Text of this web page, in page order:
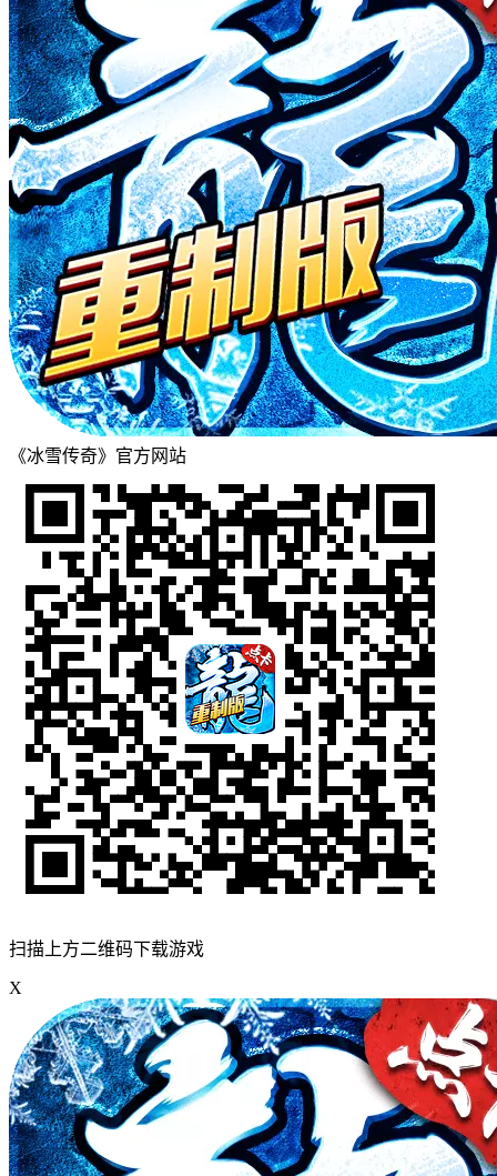
《冰雪传奇》官方网站
扫描上方二维码下载游戏
X